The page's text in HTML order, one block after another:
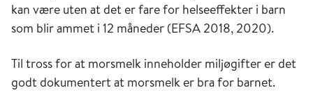
kan være uten at det er fare for helseeffekter i barn
som blir ammet i 12 måneder (EFSA 2018, 2020).
Til tross for at morsmelk inneholder miljøgifter er det
godt dokumentert at morsmelk er bra for barnet.